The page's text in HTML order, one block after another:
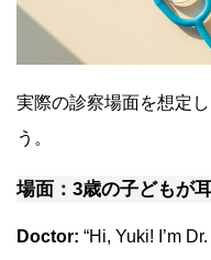
実際の診察場面を想定
う。
場面：3歳の子どもが
Doctor: “Hi, Yuki! I’m